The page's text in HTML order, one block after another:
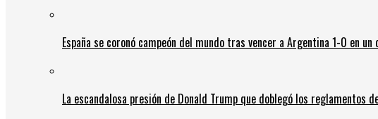
España se coronó campeón del mundo tras vencer a Argentina 1-0 en
La escandalosa presión de Donald Trump que doblegó los reglamentos